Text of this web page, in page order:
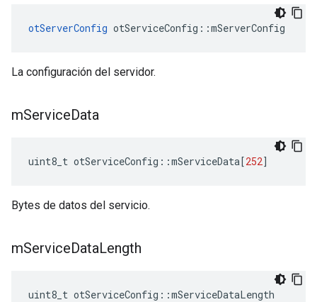
otServerConfig otServiceConfig ::mServerConfig
La configuración del servidor.
mServiceData
uint8_t otServiceConfig ::mServiceData[252]
Bytes de datos del servicio.
mServiceDataLength
uint8_t otServiceConfig ::mServiceDataLength